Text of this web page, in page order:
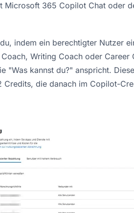
Microsoft 365 Copilot Chat oder
indem ein berechtigter Nutzer
Writing Coach oder Career
"Was kannst du?" anspricht.
Credits, die danach im Copilot-